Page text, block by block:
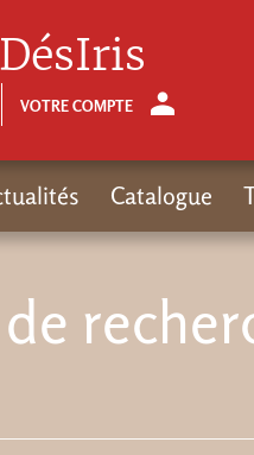
VOTRE COMPTE
Catalogue